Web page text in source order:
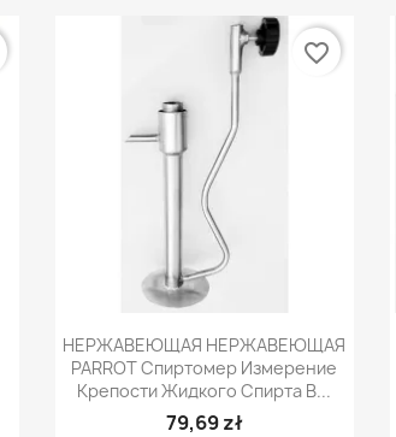
Быстрый просмотр
НЕРЖАВЕЮЩАЯ НЕРЖАВЕЮЩАЯ
PARROT Спиртомер Измерение
Крепости Жидкого Спирта В...
79,69 zł
favorite_border